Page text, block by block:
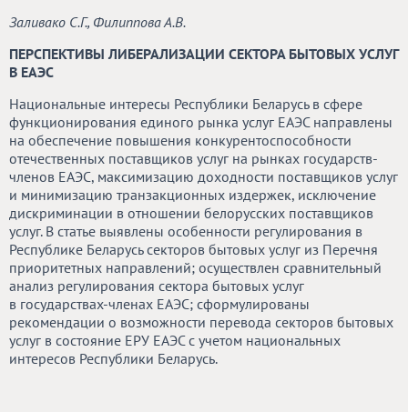
Заливако С.Г., Филиппова А.В.
ПЕРСПЕКТИВЫ ЛИБЕРАЛИЗАЦИИ СЕКТОРА БЫТОВЫХ УСЛУГ
В ЕАЭС
Национальные интересы Республики Беларусь в сфере
функционирования единого рынка услуг ЕАЭС направлены
на обеспечение повышения конкурентоспособности
отечественных поставщиков услуг на рынках государств-
членов ЕАЭС, максимизацию доходности поставщиков услуг
и минимизацию транзакционных издержек, исключение
дискриминации в отношении белорусских поставщиков
услуг. В статье выявлены особенности регулирования в
Республике Беларусь секторов бытовых услуг из Перечня
приоритетных направлений; осуществлен сравнительный
анализ регулирования сектора бытовых услуг
в государствах-членах ЕАЭС; сформулированы
рекомендации о возможности перевода секторов бытовых
услуг в состояние ЕРУ ЕАЭС с учетом национальных
интересов Республики Беларусь.